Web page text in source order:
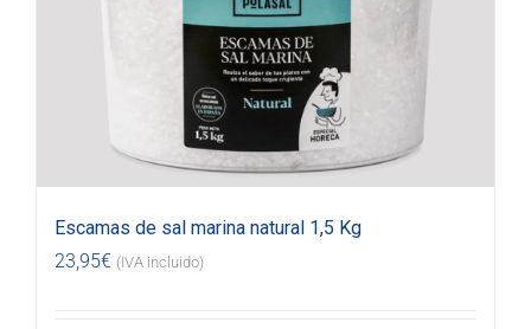
Escamas de sal marina natural 1,5 Kg
23,95€ (IVA incluido)